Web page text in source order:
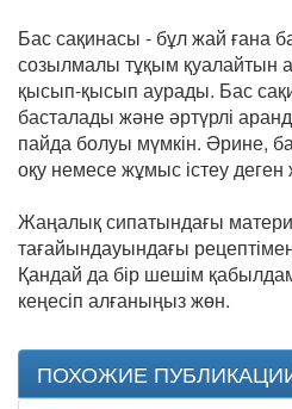
Бас сақинасы - бұл жай ғана
созылмалы тұқым қуалайтын
қысып-қысып аурады. Бас
басталады және әртүрлі
пайда болуы мүмкін. Әрине,
оқу немесе жұмыс істеу
Жаңалық сипатындағы
тағайындауындағы
Қандай да бір шешім
кеңесіп алғаныңыз жөн.
ПОХОЖИЕ